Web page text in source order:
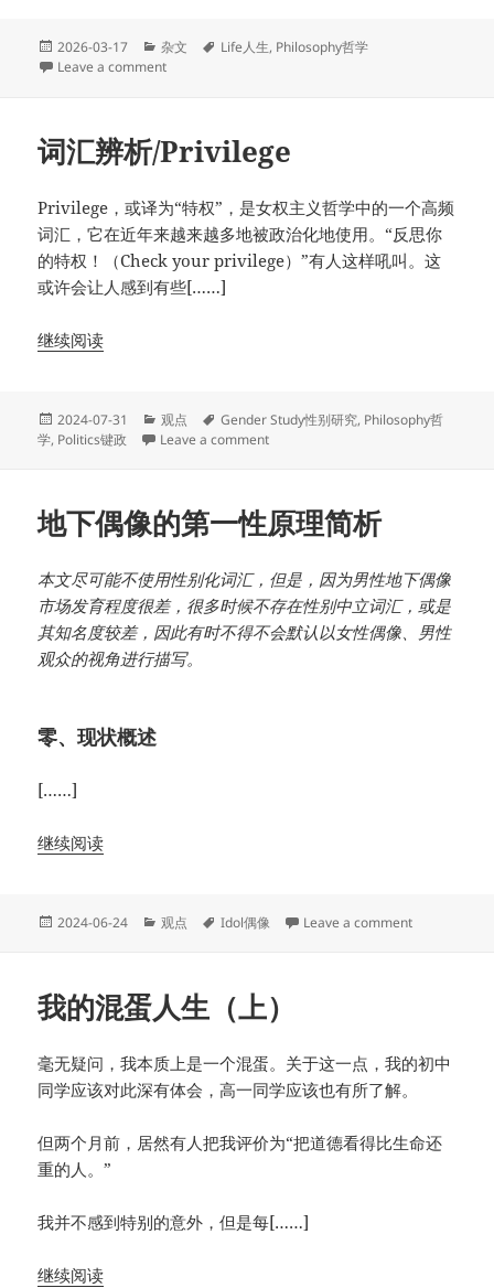
Posted
on
2026-03-17 Categories
杂文 Tags
Life人生, Philosophy哲学
Leave a commenton 美：短打三则
词汇辨析/Privilege
Privilege，或译为“特权”，是女权主义哲学中的一个高频
词汇，它在近年来越来越多地被政治化地使用。“反思你
的特权！（Check your privilege）”有人这样吼叫。这
或许会让人感到有些[……]
继续阅读
Posted
on
2024-07-31 Categories
观点 Tags
Gender Study性别研究, Philosophy哲
学, Politics键政 Leave a commenton 词汇辨析/Privilege
地下偶像的第一性原理简析
本文尽可能不使用性别化词汇，但是，因为男性地下偶像
市场发育程度很差，很多时候不存在性别中立词汇，或是
其知名度较差，因此有时不得不会默认以女性偶像、男性
观众的视角进行描写。
零、现状概述
[……]
继续阅读
Posted
2024-06-24 Categories
观点 Tags
Idol偶像 Leave a commenton 地下偶像
我的混蛋人生（上）
毫无疑问，我本质上是一个混蛋。关于这一点，我的初中
同学应该对此深有体会，高一同学应该也有所了解。
但两个月前，居然有人把我评价为“把道德看得比生命还
重的人。”
我并不感到特别的意外，但是每[……]
继续阅读